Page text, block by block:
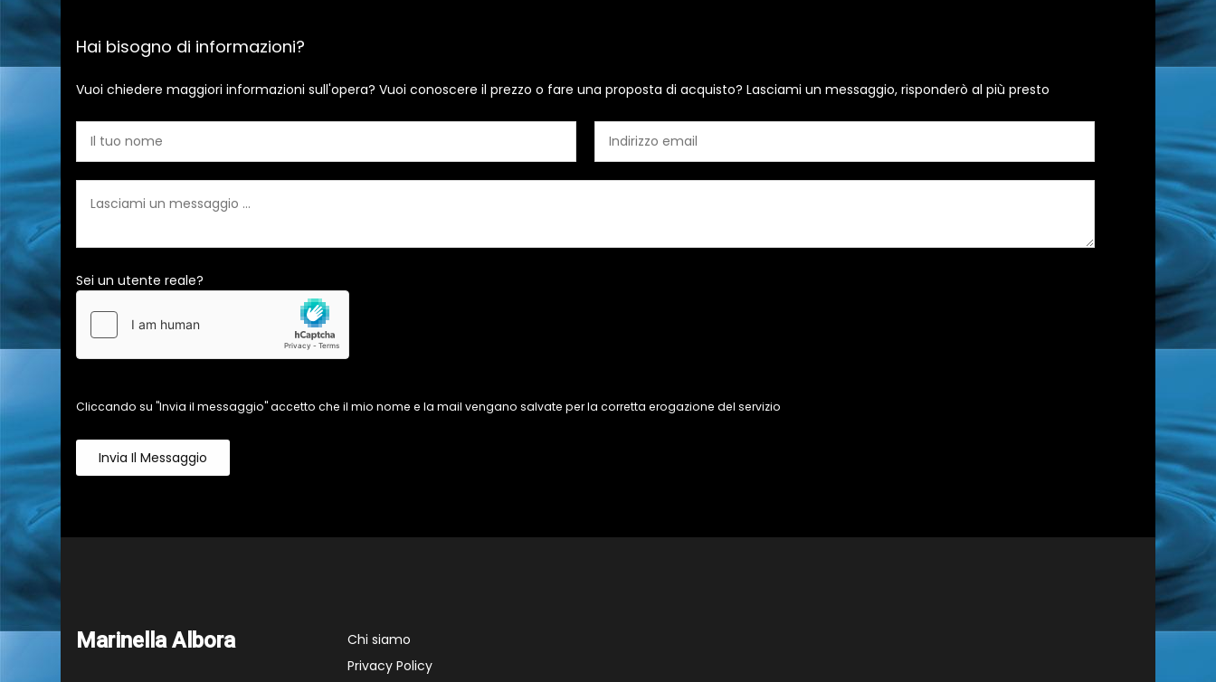
Hai bisogno di informazioni?
Vuoi chiedere maggiori informazioni sull'opera? Vuoi conoscere il prezzo o fare una proposta di acquisto? Lasciami un messaggio, risponderò al più presto
Sei un utente reale?
Cliccando su "Invia il messaggio" accetto che il mio nome e la mail vengano salvate per la corretta erogazione del servizio
Invia Il Messaggio
Marinella Albora
Chi siamo
Privacy Policy